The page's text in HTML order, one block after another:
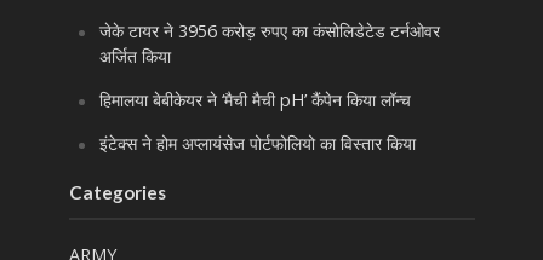
जेके टायर ने 3956 करोड़ रुपए का कंसोलिडेटेड टर्नओवर
अर्जित किया
हिमालया बेबीकेयर ने ‘मैची मैची pH’ कैंपेन किया लॉन्च
इंटेक्स ने होम अप्लायंसेज पोर्टफोलियो का विस्तार किया
Categories
ARMY